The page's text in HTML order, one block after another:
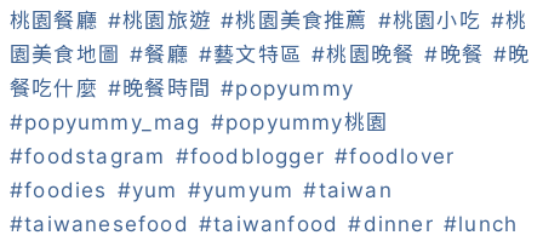
桃園餐廳 #桃園旅遊 #桃園美食推薦 #桃園小吃 #桃
園美食地圖
#餐廳 #藝文特區 #桃園晚餐 #晚餐 #晚
餐吃什麼 #晚餐時間 #popyummy
#popyummy_mag #popyummy桃園
#foodstagram #foodblogger #foodlover
#foodies #yum #yumyum #taiwan
#taiwanesefood #taiwanfood #dinner #lunch